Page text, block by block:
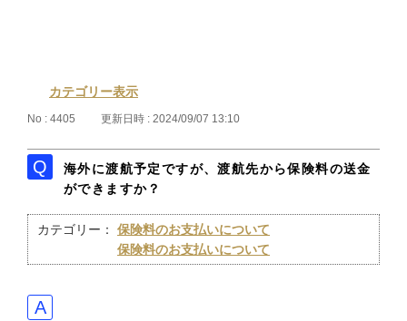
カテゴリー表示
No : 4405 更新日時 : 2024/09/07 13:10
海外に渡航予定ですが、渡航先から保険料の送金
ができますか？
カテゴリー：
保険料のお支払いについて
保険料のお支払いについて